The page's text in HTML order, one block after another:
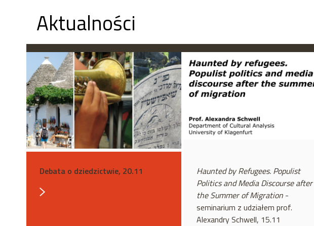
Aktualności
Debata o dziedzictwie, 20.11
Haunted by Refugees. Populist
Politics and Media Discourse after
the Summer of Migration -
seminarium z udziałem prof.
Alexandry Schwell, 15.11